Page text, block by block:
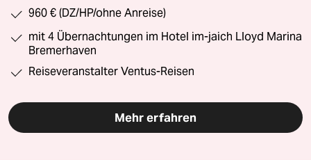
960 € (DZ/HP/ohne Anreise)
mit 4 Übernachtungen im Hotel im-jaich Lloyd Marina
Bremerhaven
Reiseveranstalter Ventus-Reisen
Mehr erfahren